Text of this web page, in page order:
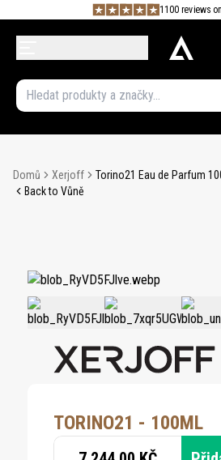
1100 reviews on
Domů Xerjoff
Torino21 Eau de Parfum
Back to Vůně
TORINO21 - 100ML